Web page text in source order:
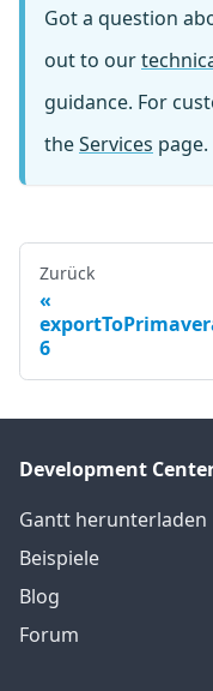
Got a question
out to our
guidance. For
theServices page.
Zurück
6
Development
Gantt herunterladen
Beispiele
Blog
Forum